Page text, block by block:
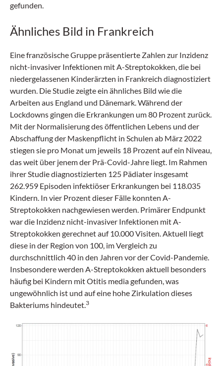
gefunden.
Ähnliches Bild in Frankreich
Eine französische Gruppe präsentierte Zahlen zur Inzidenz
nicht-invasiver Infektionen mit A-Streptokokken, die bei
niedergelassenen Kinderärzten in Frankreich diagnostiziert
wurden. Die Studie zeigte ein ähnliches Bild wie die
Arbeiten aus England und Dänemark. Während der
Lockdowns gingen die Erkrankungen um 80 Prozent zurück.
Mit der Normalisierung des öffentlichen Lebens und der
Abschaffung der Maskenpflicht in Schulen ab März 2022
stiegen sie pro Monat um jeweils 18 Prozent auf ein Niveau,
das weit über jenem der Prä-Covid-Jahre liegt. Im Rahmen
ihrer Studie diagnostizierten 125 Pädiater insgesamt
262.959 Episoden infektiöser Erkrankungen bei 118.035
Kindern. In vier Prozent dieser Fälle konnten A-
Streptokokken nachgewiesen werden. Primärer Endpunkt
war die Inzidenz nicht-invasiver Infektionen mit A-
Streptokokken gerechnet auf 10.000 Visiten. Aktuell liegt
diese in der Region von 100, im Vergleich zu
durchschnittlich 40 in den Jahren vor der Covid-Pandemie.
Insbesondere werden A-Streptokokken aktuell besonders
häufig bei Kindern mit Otitis media gefunden, was
ungewöhnlich ist und auf eine hohe Zirkulation dieses
Bakteriums hindeutet.3